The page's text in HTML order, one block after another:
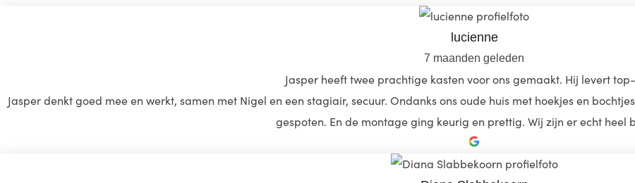
lucienne
7 maanden geleden
Jasper heeft twee prachtige kasten voor ons gemaakt. Hij levert
Jasper denkt goed mee en werkt, samen met Nigel en een stagiair, secuur. Ondanks ons oude huis met hoekjes en
gespoten. En de montage ging keurig en prettig. Wij zijn er echt heel